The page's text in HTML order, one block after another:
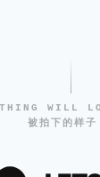
WILL
被拍下的样